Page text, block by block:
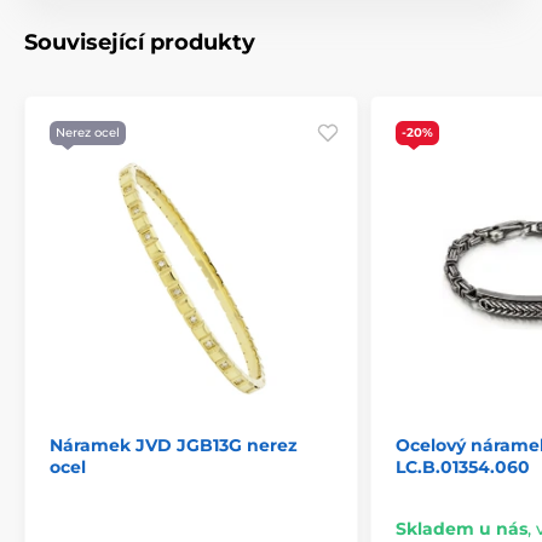
Související produkty
Nerez ocel
Náramek JVD JGB13G nerez
ocel
-20%
Ocelový
LC.B.01354.060
Skladem u nás,